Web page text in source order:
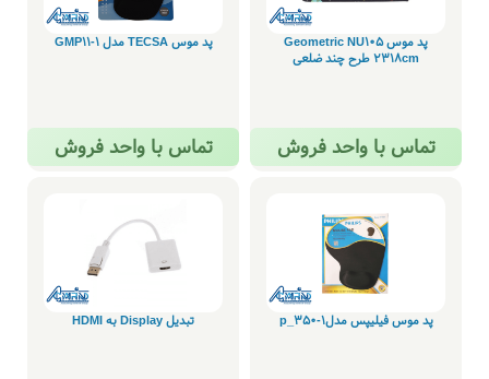
پد موس Geometric NU105
2318cm طرح چند ضلعی
تماس با واحد فروش
پد موس TECSA مدل GMP11-1
تماس با واحد فروش
پد موس فیلیپس مدلp_350-1 تبدیل Display به HDMI